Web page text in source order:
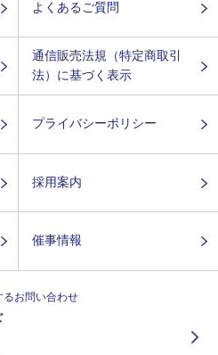
よくあるご質問
通信販売法規（特定商取引
法）に基づく表示
プライバシーポリシー
採用案内
催事情報
るお問い合わせ